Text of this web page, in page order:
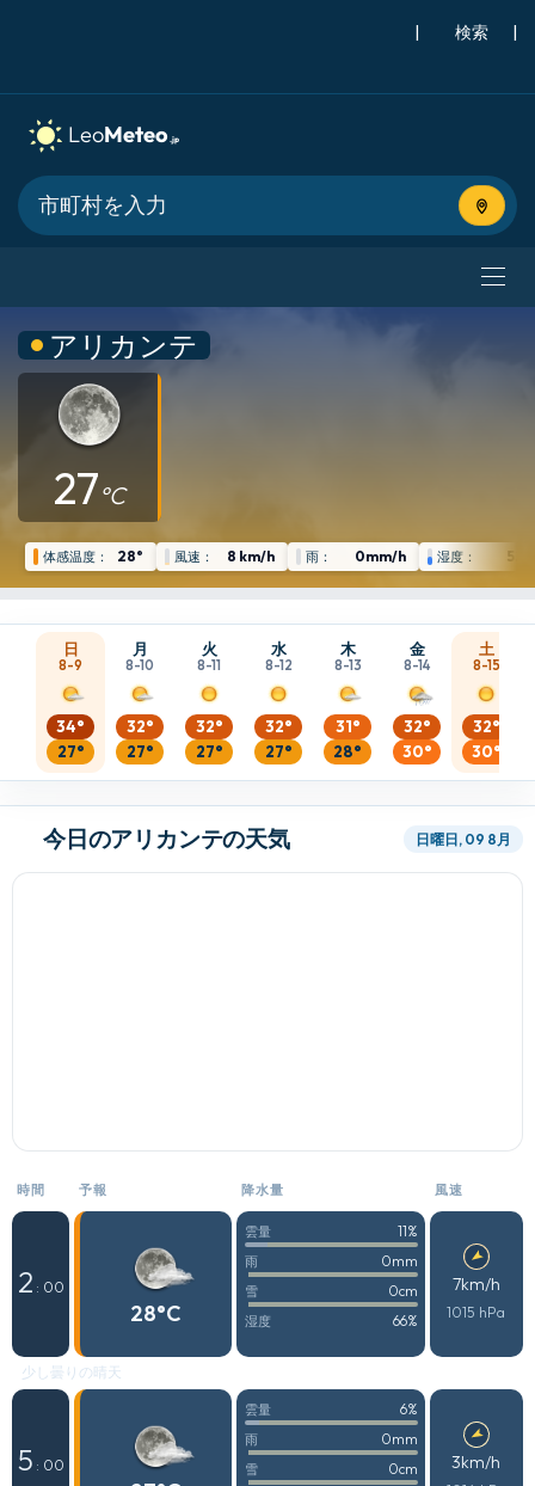
| |
現在地
アリカンテ
27°C
体感温度： 28° 風速： 8 km/h 雨： 0mm/h 湿度： 52
日
8-9
34°
27°
月
8-10
32°
27°
火
8-11
32°
27°
水
8-12
32°
27°
木
8-13
31°
28°
金
8-14
32°
30°
土
8-15
32°
30°
今日のアリカンテの天気 日曜日, 09 8月
時間 予報 降水量 風速
2 : 00
28°C
雲量 11%
雨 0mm
雪 0cm
湿度 66%
7km/h
1015 hPa
少し曇りの晴天
5 : 00
雲量 6%
雨 0mm
雪 0cm 3km/h